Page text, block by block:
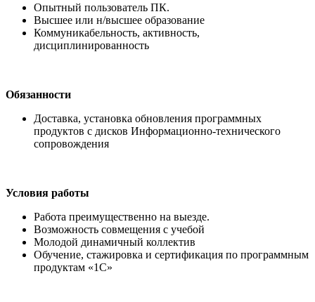
Опытный пользователь ПК.
Высшее или н/высшее образование
Коммуникабельность, активность,
дисциплинированность
Обязанности
Доставка, установка обновления программных
продуктов с дисков Информационно-технического
сопровождения
Условия работы
Работа преимущественно на выезде.
Возможность совмещения с учебой
Молодой динамичный коллектив
Обучение, стажировка и сертификация по программным
продуктам «1С»